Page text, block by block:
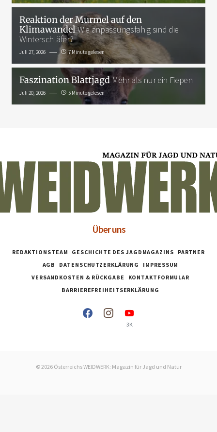
Reaktion der Murmel auf den
KlimawandelWie anpassungsfähig sind die
Winterschläfer?
Juli 27, 2026 7 Minute gelesen
Faszination BlattjagdMehr als nur ein Fiepen
Juli 20, 2026 5 Minute gelesen
Über uns
REDAKTIONSTEAM GESCHICHTE DES JAGDMAGAZINS
PARTNER
AGB
DATENSCHUTZERKLÄRUNG
IMPRESSUM
VERSANDKOSTEN & RÜCKGABE
KONTAKTFORMULAR
BARRIEREFREIHEITSERKLÄRUNG
3K
© 2026 Österreichs WEIDWERK: Magazin für Jagd und Natur